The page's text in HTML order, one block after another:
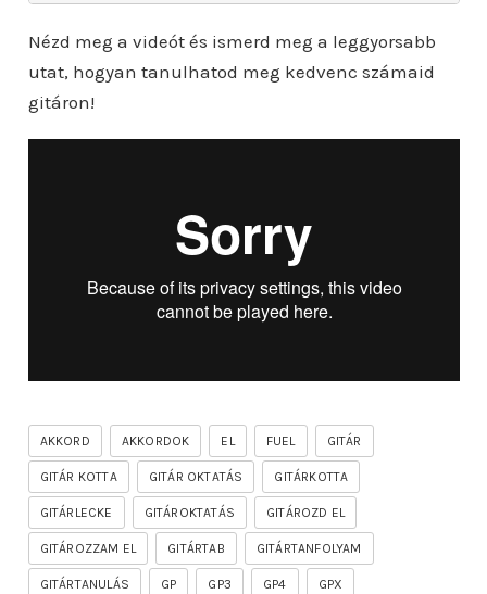
Nézd meg a videót és ismerd meg a leggyorsabb
utat, hogyan tanulhatod meg kedvenc számaid
gitáron!
AKKORD AKKORDOK EL FUEL GITÁR
GITÁR KOTTA GITÁR OKTATÁS GITÁRKOTTA
GITÁRLECKE GITÁROKTATÁS GITÁROZD EL
GITÁROZZAM EL GITÁRTAB GITÁRTANFOLYAM
GITÁRTANULÁS GP GP3 GP4 GPX